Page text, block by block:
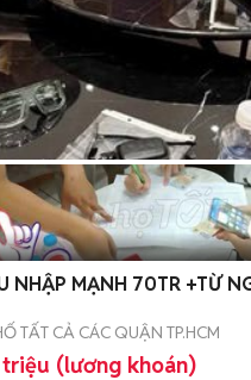
NHẬP MẠNH 70TR +TỪ
TẤT CẢ CÁC QUẬN TP.HCM
(lương khoán)